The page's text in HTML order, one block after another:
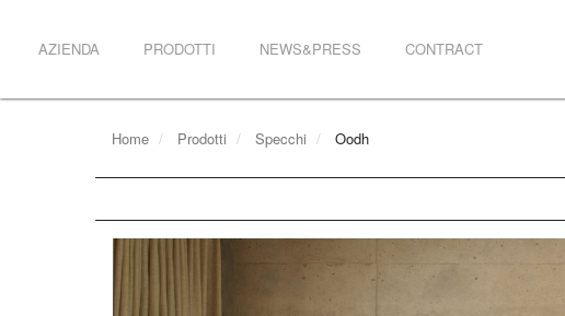
AZIENDA PRODOTTI NEWS&PRESS CONTRACT
Home Prodotti Specchi Oodh